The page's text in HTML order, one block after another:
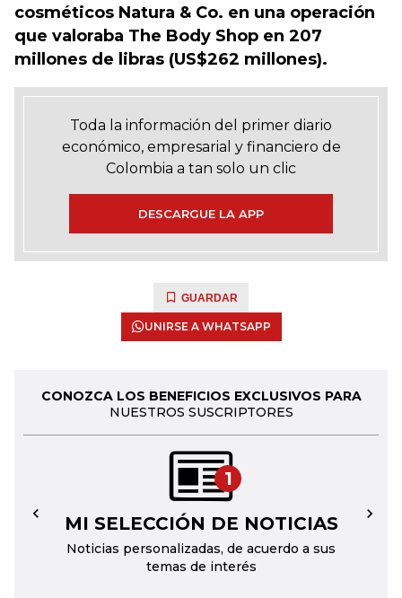
cosméticos Natura & Co. en una operación
que valoraba The Body Shop en 207
millones de libras (US$262 millones).
Toda la información del primer diario
económico, empresarial y financiero de
Colombia a tan solo un clic
DESCARGUE LA APP
GUARDAR
UNIRSE A WHATSAPP
CONOZCA LOS BENEFICIOS EXCLUSIVOS PARA
NUESTROS SUSCRIPTORES
1
MI SELECCIÓN DE NOTICIAS
Noticias personalizadas, de acuerdo a sus
temas de interés
← →